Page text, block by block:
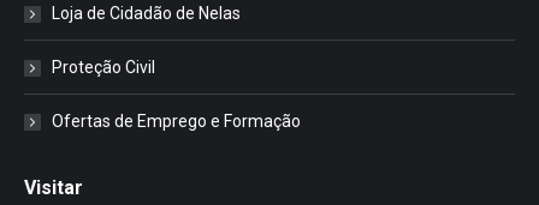
Loja de Cidadão de Nelas
Proteção Civil
Ofertas de Emprego e Formação
Visitar